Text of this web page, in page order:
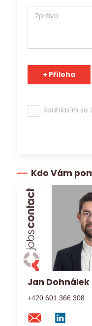
účelem prezentace
Úřadu práce ČR a
Tým Jobs Contact se
Souhlasím se
Kdo Vám
Jan Dohnálek
+420 601 366 308